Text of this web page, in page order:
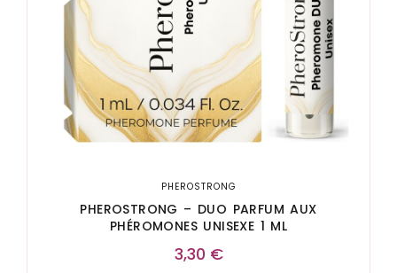
PHEROSTRONG
PHEROSTRONG – DUO PARFUM AUX
PHÉROMONES UNISEXE 1 ML
3,30 €